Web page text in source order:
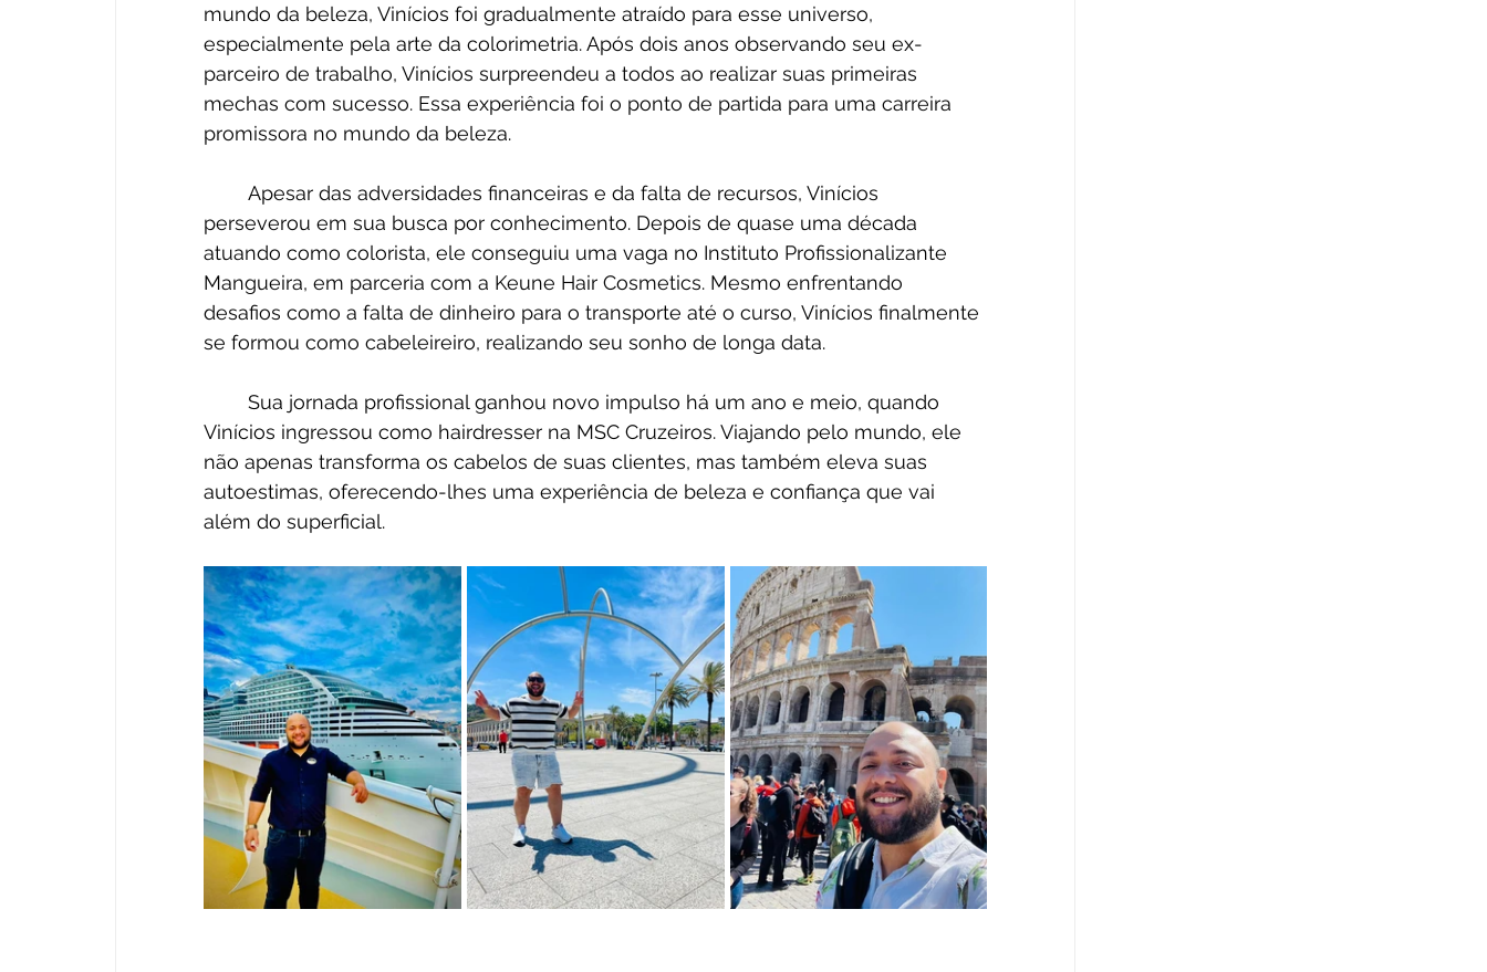
mundo da beleza, Vinícios foi gradualmente atraído para esse universo,
especialmente pela arte da colorimetria. Após dois anos observando seu ex-
parceiro de trabalho, Vinícios surpreendeu a todos ao realizar suas primeiras
mechas com sucesso. Essa experiência foi o ponto de partida para uma carreira
promissora no mundo da beleza.
perseverou em sua busca por conhecimento. Depois de quase uma década
atuando como colorista, ele conseguiu uma vaga no Instituto Profissionalizante
Mangueira, em parceria com a Keune Hair Cosmetics. Mesmo enfrentando
desafios como a falta de dinheiro para o transporte até o curso, Vinícios finalmente
se formou como cabeleireiro, realizando seu sonho de longa data.
Vinícios ingressou como hairdresser na MSC Cruzeiros. Viajando pelo mundo, ele
não apenas transforma os cabelos de suas clientes, mas também eleva suas
autoestimas, oferecendo-lhes uma experiência de beleza e confiança que vai
além do superficial.